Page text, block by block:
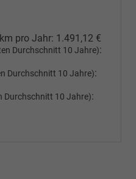
pro Jahr: 1.491,12 €
Durchschnitt 10 Jahre):
Durchschnitt 10 Jahre):
Durchschnitt 10 Jahre):